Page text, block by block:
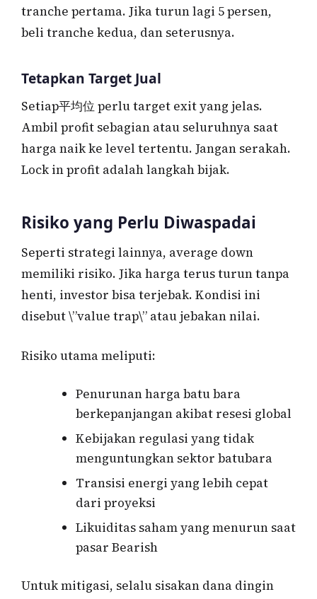
tranche pertama. Jika turun lagi 5 persen,
beli tranche kedua, dan seterusnya.
Tetapkan Target Jual
Setiap平均位 perlu target exit yang jelas.
Ambil profit sebagian atau seluruhnya saat
harga naik ke level tertentu. Jangan serakah.
Lock in profit adalah langkah bijak.
Risiko yang Perlu Diwaspadai
Seperti strategi lainnya, average down
memiliki risiko. Jika harga terus turun tanpa
henti, investor bisa terjebak. Kondisi ini
disebut \”value trap\” atau jebakan nilai.
Risiko utama meliputi:
Penurunan harga batu bara
berkepanjangan akibat resesi global
Kebijakan regulasi yang tidak
menguntungkan sektor batubara
Transisi energi yang lebih cepat
dari proyeksi
Likuiditas saham yang menurun saat
pasar Bearish
Untuk mitigasi, selalu sisakan dana dingin